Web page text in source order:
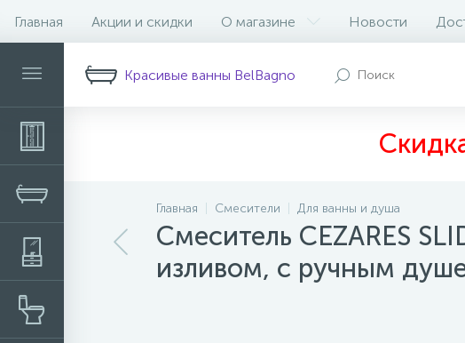
Главная Акции и скидки О магазине Новости
Красивые ванны BelBagno
Главная Смесители Для ванны и душа
Смеситель CEZARES
изливом, с ручным
Описание Характеристики Наличие на